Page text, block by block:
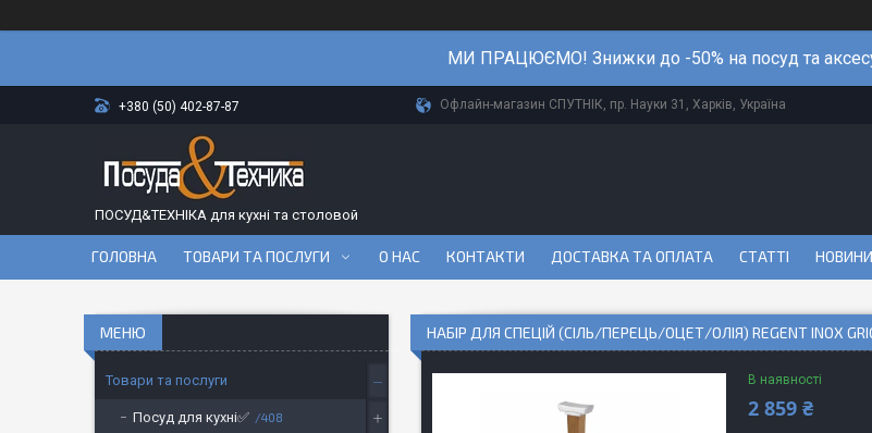
МИ ПРАЦЮЄМО! Знижки до -50% на посуд та
+380 (50) 402-87-87 Офлайн-магазин СПУТНІК, пр. Науки 31, Харків, Україна
ПОСУД&ТЕХНІКА для кухні та столовой
ГОЛОВНА ТОВАРИ ТА ПОСЛУГИ О НАС КОНТАКТИ ДОСТАВКА ТА ОПЛАТА СТАТТІ НОВИНИ
НАБІР ДЛЯ СПЕЦІЙ (СІЛЬ/ПЕРЕЦЬ/ОЦЕТ/ОЛІЯ) REGENT INOX
В наявності
2 859 ₴
Товари та послуги
Посуд для кухні✅ 408